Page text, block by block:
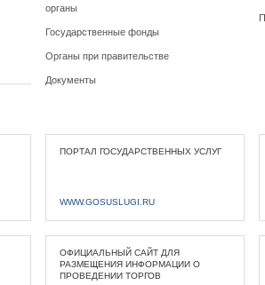
органы
Государственные фонды
Органы при правительстве
Документы
ПОРТАЛ ГОСУДАРСТВЕННЫХ УСЛУГ
WWW.GOSUSLUGI.RU
ОФИЦИАЛЬНЫЙ САЙТ ДЛЯ
РАЗМЕЩЕНИЯ ИНФОРМАЦИИ О
ПРОВЕДЕНИИ ТОРГОВ